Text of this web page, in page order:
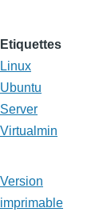
Etiquettes
Linux
Ubuntu
Server
Virtualmin
Version
imprimable